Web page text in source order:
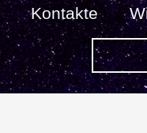
Kontakte